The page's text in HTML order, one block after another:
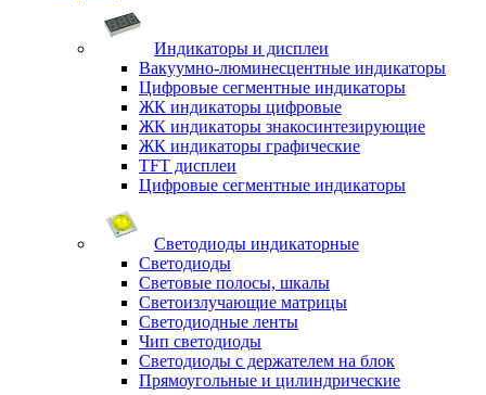
Индикаторы и дисплеи
Вакуумно-люминесцентные индикаторы
Цифровые сегментные индикаторы
ЖК индикаторы цифровые
ЖК индикаторы знакосинтезирующие
ЖК индикаторы графические
TFT дисплеи
Цифровые сегментные индикаторы
Светодиоды индикаторные
Светодиоды
Световые полосы, шкалы
Светоизлучающие матрицы
Светодиодные ленты
Чип светодиоды
Светодиоды с держателем на блок
Прямоугольные и цилиндрические